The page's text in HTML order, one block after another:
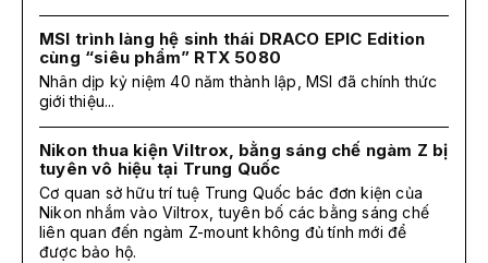
MSI trình làng hệ sinh thái DRACO EPIC Edition
cùng “siêu phẩm” RTX 5080
Nhân dịp kỷ niệm 40 năm thành lập, MSI đã chính thức
giới thiệu...
Nikon thua kiện Viltrox, bằng sáng chế ngàm Z bị
tuyên vô hiệu tại Trung Quốc
Cơ quan sở hữu trí tuệ Trung Quốc bác đơn kiện của
Nikon nhắm vào Viltrox, tuyên bố các bằng sáng chế
liên quan đến ngàm Z-mount không đủ tính mới để
được bảo hộ.